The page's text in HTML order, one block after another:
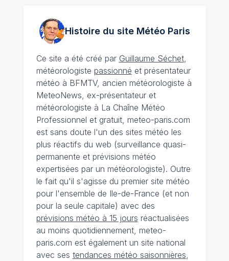
Histoire du site MétéoParis
Ce site a été créé par Guillaume Séchet,
météorologiste passionné et présentateur
météo à BFMTV, ancien météorologiste à
MeteoNews, ex-présentateur et
météorologiste à La Chaîne Météo
Professionnel et gratuit, meteo-paris.com
est sans doute l'un des sites météo les
plus réactifs du web (surveillance quasi-
permanente et prévisions météo
expertisées par un météorologiste). Outre
le fait qu'il s'agisse du premier site météo
pour l'ensemble de Ile-de-France (et non
pour la seule capitale) avec des
prévisions météo à 15 jours réactualisées
au moins quotidiennement, meteo-
paris.com est également un site national
avec ses tendances météo saisonnières